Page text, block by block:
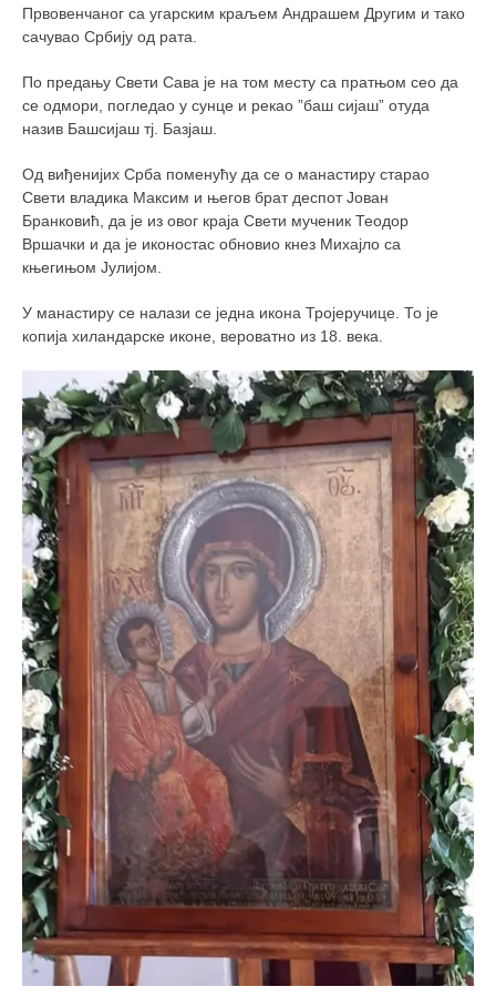
Првовенчаног са угарским краљем Андрашем Другим и тако
сачувао Србију од рата.
По предању Свети Сава је на том месту са пратњом сео да
се одмори, погледао у сунце и рекао ”баш сијаш” отуда
назив Башсијаш тј. Базјаш.
Од виђенијих Срба поменућу да се о манастиру старао
Свети владика Максим и његов брат деспот Јован
Бранковић, да је из овог краја Свети мученик Теодор
Вршачки и да је иконостас обновио кнез Михајло са
књегињом Јулијом.
У манастиру се налази се једна икона Тројеручице. То је
копија хиландарске иконе, вероватно из 18. века.